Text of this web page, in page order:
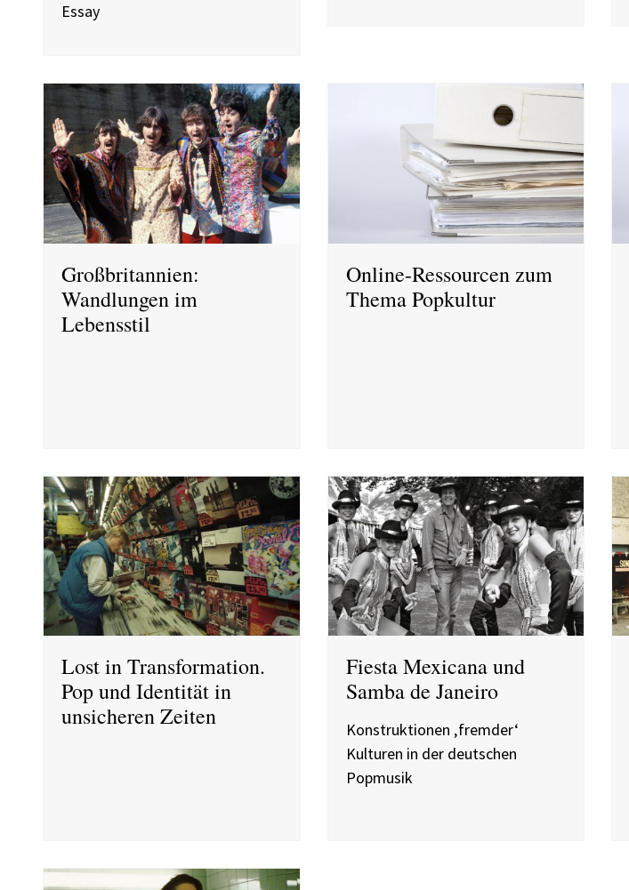
Essay
Großbritannien:
Wandlungen im
Lebensstil
Online-Ressourcen zum
Thema Popkultur
Lost in Transformation.
Pop und Identität in
unsicheren Zeiten
Fiesta Mexicana und
Samba de Janeiro
Konstruktionen ‚fremder‘
Kulturen in der deutschen
Popmusik